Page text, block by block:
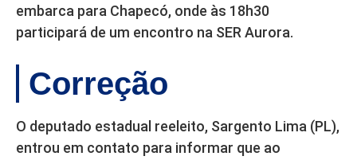
embarca para Chapecó, onde às 18h30
participará de um encontro na SER Aurora.
Correção
O deputado estadual reeleito, Sargento Lima (PL),
entrou em contato para informar que ao